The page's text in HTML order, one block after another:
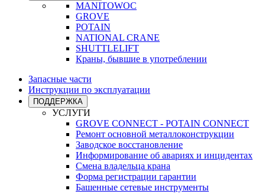
MANITOWOC
GROVE
POTAIN
NATIONAL CRANE
SHUTTLELIFT
Краны, бывшие в употреблении
Запасные части
Инструкции по эксплуатации
ПОДДЕРЖКА
УСЛУГИ
GROVE CONNECT - POTAIN CONNECT
Ремонт основной металлоконструкции
Заводское восстановление
Информирование об авариях и инцидентах
Смена владельца крана
Форма регистрации гарантии
Башенные сетевые инструменты